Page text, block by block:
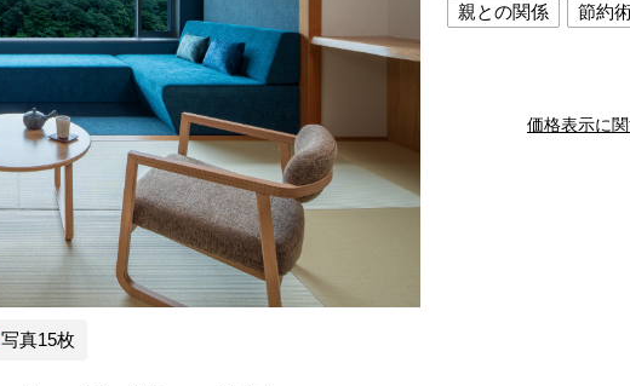
写真15枚
親との関係
節約
夫との関係
新津
価格表示に